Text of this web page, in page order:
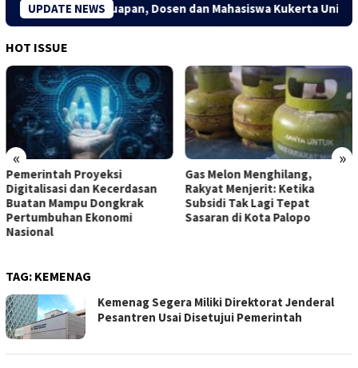
UPDATE NEWS
Kreatif Desa Kuapan, Dosen dan Mahasiswa Kukerta
HOT ISSUE
« »
Pemerintah Proyeksi
Digitalisasi dan Kecerdasan
Buatan Mampu Dongkrak
Pertumbuhan Ekonomi
Nasional
Gas Melon Menghilang,
Rakyat Menjerit: Ketika
Subsidi Tak Lagi Tepat
Sasaran di Kota Palopo
TAG: KEMENAG
Kemenag Segera Miliki Direktorat Jenderal
Pesantren Usai Disetujui Pemerintah